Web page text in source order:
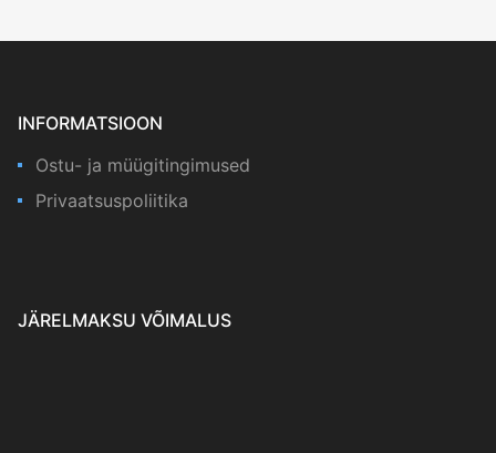
INFORMATSIOON
Ostu- ja müügitingimused
Privaatsuspoliitika
JÄRELMAKSU VÕIMALUS